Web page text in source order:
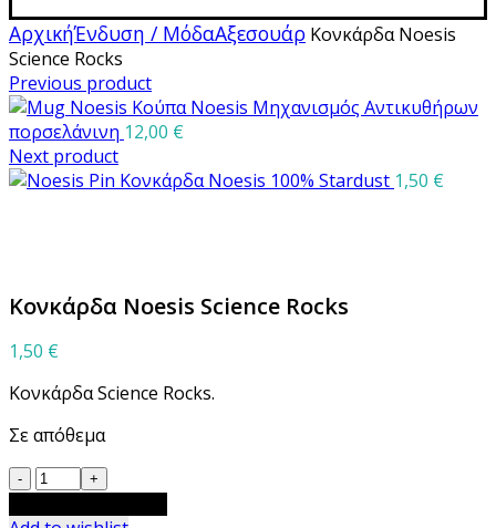
ΑρχικήΈνδυση / ΜόδαΑξεσουάρ Κονκάρδα Noesis
Science Rocks
Previous product
Κούπα Noesis Μηχανισμός Αντικυθήρων
πορσελάνινη 12,00 €
Next product
Κονκάρδα Noesis 100% Stardust 1,50 €
Κονκάρδα Noesis Science Rocks
1,50 €
Κονκάρδα Science Rocks.
Σε απόθεμα
Κονκάρδα
Noesis